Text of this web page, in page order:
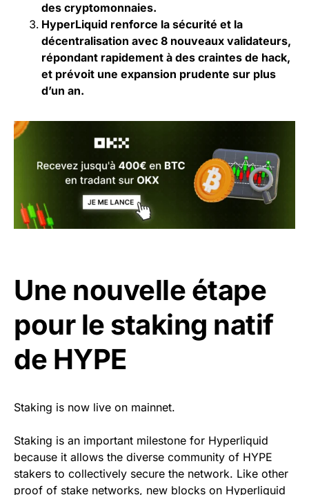
des cryptomonnaies.
HyperLiquid renforce la sécurité et la
décentralisation avec 8 nouveaux validateurs,
répondant rapidement à des craintes de hack,
et prévoit une expansion prudente sur plus
d’un an.
Une nouvelle étape
pour le staking natif
de HYPE
Staking is now live on mainnet.
Staking is an important milestone for Hyperliquid
because it allows the diverse community of HYPE
stakers to collectively secure the network. Like other
proof of stake networks, new blocks on Hyperliquid